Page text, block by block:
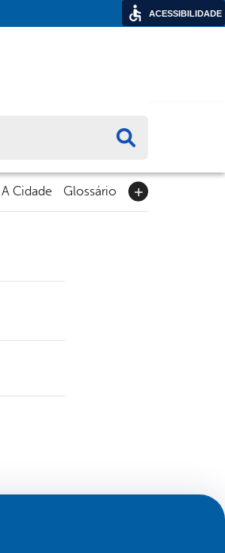
A Cidade Glossário
ACESSIBILIDADE